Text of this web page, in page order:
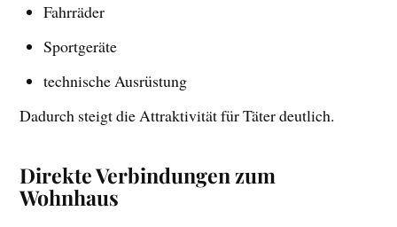
Fahrräder
Sportgeräte
technische Ausrüstung
Dadurch steigt die Attraktivität für Täter deutlich.
Direkte Verbindungen zum
Wohnhaus